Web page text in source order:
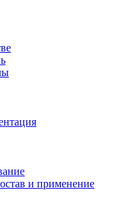
и применение